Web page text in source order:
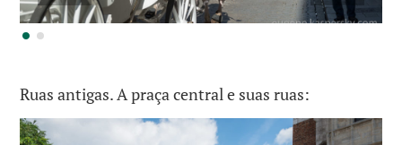
Ruas antigas. A praça central e suas ruas: